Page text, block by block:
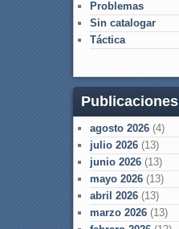
Problemas
Sin catalogar
Táctica
Publicaciones
agosto 2026(4)
julio 2026(13)
junio 2026(13)
mayo 2026(13)
abril 2026(13)
marzo 2026(13)